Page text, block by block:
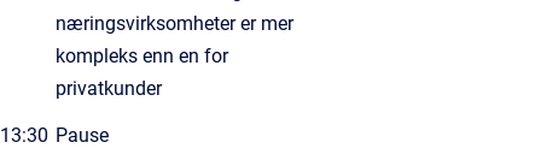
næringsvirksomheter er mer
kompleks enn en for
privatkunder
13:30 Pause